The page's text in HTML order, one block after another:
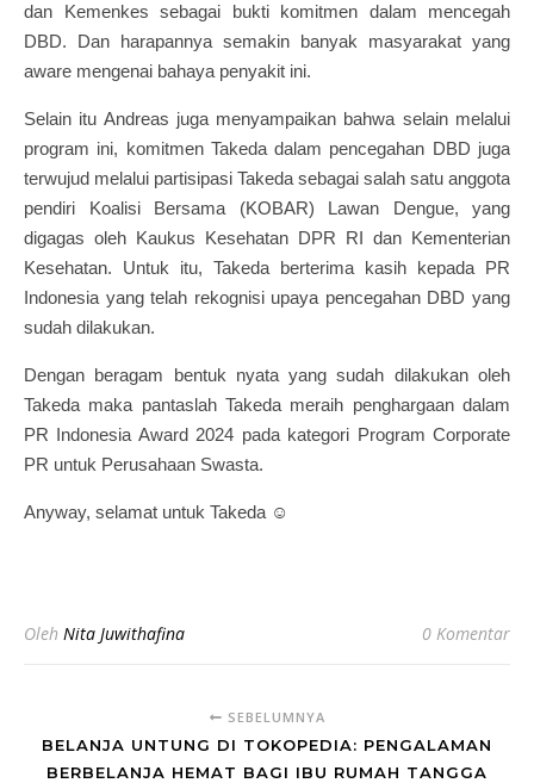
dan Kemenkes sebagai bukti komitmen dalam mencegah
DBD. Dan harapannya semakin banyak masyarakat yang
aware mengenai bahaya penyakit ini.
Selain itu Andreas juga menyampaikan bahwa selain melalui
program ini, komitmen Takeda dalam pencegahan DBD juga
terwujud melalui partisipasi Takeda sebagai salah satu anggota
pendiri Koalisi Bersama (KOBAR) Lawan Dengue, yang
digagas oleh Kaukus Kesehatan DPR RI dan Kementerian
Kesehatan. Untuk itu, Takeda berterima kasih kepada PR
Indonesia yang telah rekognisi upaya pencegahan DBD yang
sudah dilakukan.
Dengan beragam bentuk nyata yang sudah dilakukan oleh
Takeda maka pantaslah Takeda meraih penghargaan dalam
PR Indonesia Award 2024 pada kategori Program Corporate
PR untuk Perusahaan Swasta.
Anyway, selamat untuk Takeda ☺
Oleh Nita Juwithafina 0 Komentar
SEBELUMNYA
BELANJA UNTUNG DI TOKOPEDIA: PENGALAMAN
BERBELANJA HEMAT BAGI IBU RUMAH TANGGA